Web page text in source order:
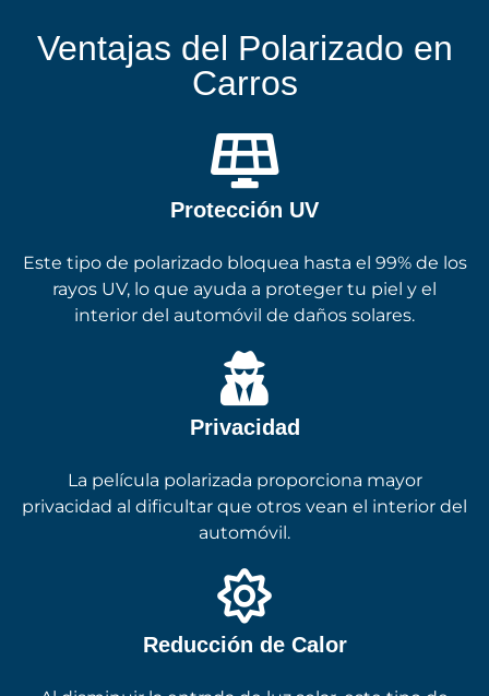
Ventajas del Polarizado en
Carros
Protección UV
Este tipo de polarizado bloquea hasta el 99% de los
rayos UV, lo que ayuda a proteger tu piel y el
interior del automóvil de daños solares.
Privacidad
La película polarizada proporciona mayor
privacidad al dificultar que otros vean el interior del
automóvil.
Reducción de Calor